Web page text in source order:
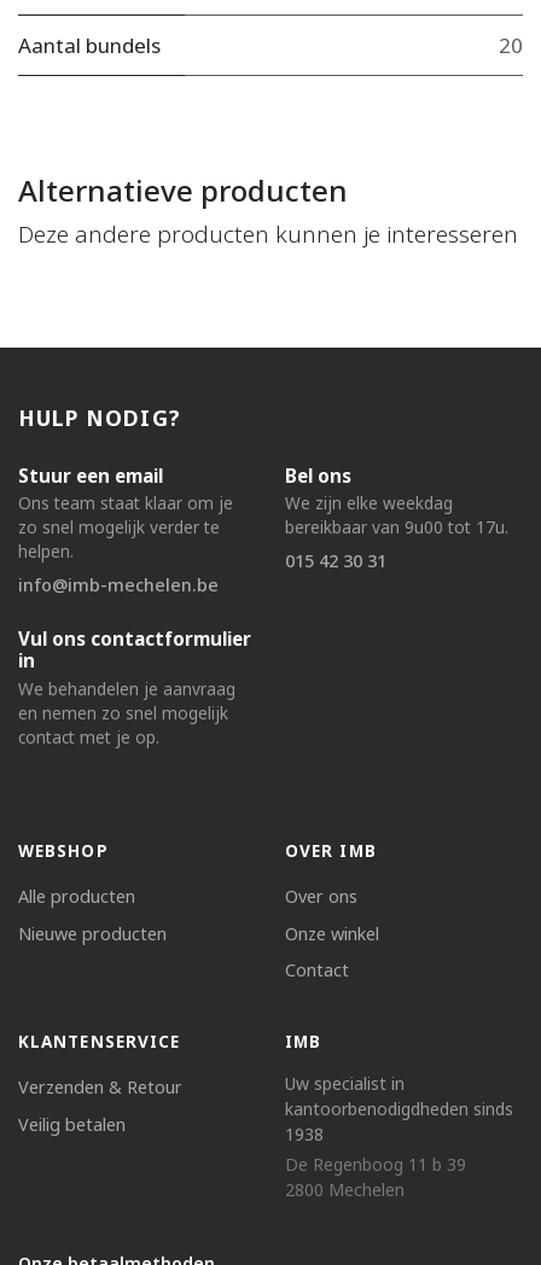
Aantal bundels 20
Alternatieve producten
Deze andere producten kunnen je interesseren
HULP NODIG?
Stuur een email
Ons team staat klaar om je
zo snel mogelijk verder te
helpen.
info@imb-mechelen.be
Bel ons
We zijn elke weekdag
bereikbaar van 9u00 tot 17u.
015 42 30 31
Vul ons contactformulier
in
We behandelen je aanvraag
en nemen zo snel mogelijk
contact met je op.
WEBSHOP
Alle producten
Nieuwe producten
OVER IMB
Over ons
Onze winkel
Contact
KLANTENSERVICE
Verzenden & Retour
Veilig betalen
IMB
Uw specialist in
kantoorbenodigdheden sinds
1938
De Regenboog 11 b 39
2800 Mechelen